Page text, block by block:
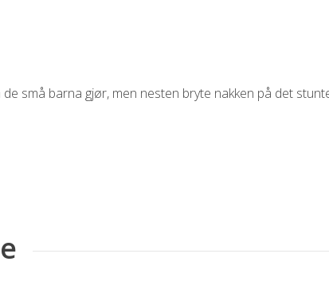
små barna gjør, men nesten bryte nakken på det